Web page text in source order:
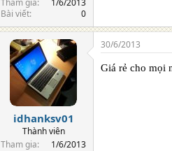
Bài viết
0
idhanksv01
Thành viên
Tham gia
1/6/2013
30/6/2013
Giá rẻ cho mọi